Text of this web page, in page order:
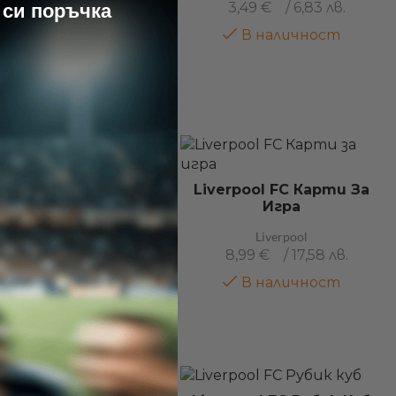
И
Химикалка
/ 39,10 лв.
3,49 €
/ 6,83 лв.
В наличност
Liverpool
И
Значка Салах
Liverpool
14,99€
/ 29,32 лв.
В наличност са
само 2
Liverpool FC Карти За
Игра
Liverpool
8,99 €
/ 17,58 лв.
В наличност
поръчка